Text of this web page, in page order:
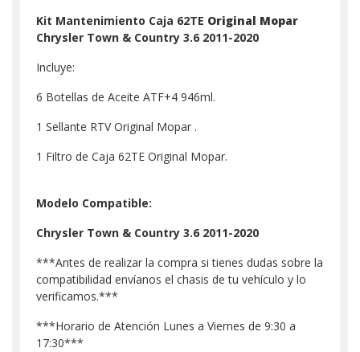
Kit Mantenimiento Caja 62TE Original Mopar
Chrysler Town & Country 3.6 2011-2020
Incluye:
6 Botellas de Aceite ATF+4 946ml.
1 Sellante RTV Original Mopar .
1 Filtro de Caja 62TE Original Mopar.
Modelo Compatible:
Chrysler Town & Country 3.6 2011-2020
***Antes de realizar la compra si tienes dudas sobre la
compatibilidad envíanos el chasis de tu vehículo y lo
verificamos.***
***Horario de Atención Lunes a Viernes de 9:30 a
17:30***